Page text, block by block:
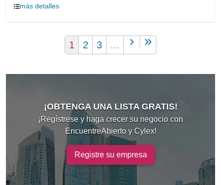
más detalles
1 2 3 ...
¡OBTENGA UNA LISTA GRATIS!
¡Regístrese y haga crecer su negocio con
EncuentreAbierto y Cylex!
Registre su empresa